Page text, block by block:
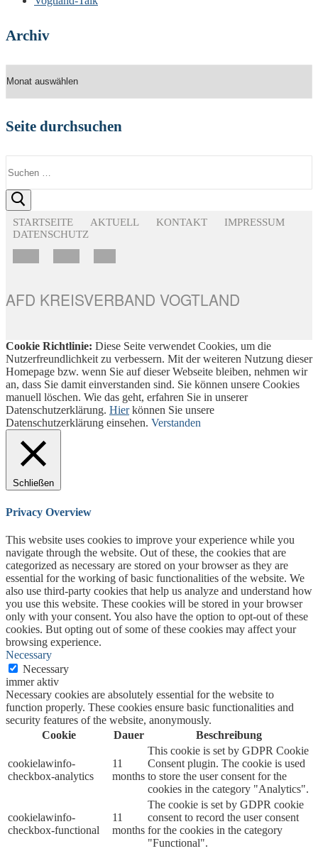
Archiv
Seite durchsuchen
nach:
STARTSEITE AKTUELL KONTAKT
IMPRESSUM
DATENSCHUTZ
AFD KREISVERBAND VOGTLAND
Cookie Richtlinie: Diese Seite verwendet Cookies, um die
Nutzerfreundlichkeit zu verbessern. Mit der weiteren Nutzung dieser
Homepage bzw. wenn Sie auf dieser Webseite bleiben, nehmen wir
an, dass Sie damit einverstanden sind. Sie können unsere Cookies
manuell löschen. Wie das geht, erfahren Sie in unserer
Datenschutzerklärung. Hierkönnen Sie unsere
Datenschutzerklärung einsehen. Verstanden
Schließen
Privacy Overview
This website uses cookies to improve your experience while you
navigate through the website. Out of these, the cookies that are
categorized as necessary are stored on your browser as they are
essential for the working of basic functionalities of the website. We
also use third-party cookies that help us analyze and understand how
you use this website. These cookies will be stored in your browser
only with your consent. You also have the option to opt-out of these
cookies. But opting out of some of these cookies may affect your
browsing experience.
Necessary
Necessary
immer aktiv
Necessary cookies are absolutely essential for the website to
function properly. These cookies ensure basic functionalities and
security features of the website, anonymously.
Cookie
Dauer Beschreibung
cookielawinfo-
checkbox-analytics
11
months
This cookie is set by GDPR Cookie
Consent plugin. The cookie is used
to store the user consent for the
cookies in the category "Analytics".
cookielawinfo-
checkbox-functional
11
months
The cookie is set by GDPR cookie
consent to record the user consent
for the cookies in the category
"Functional".